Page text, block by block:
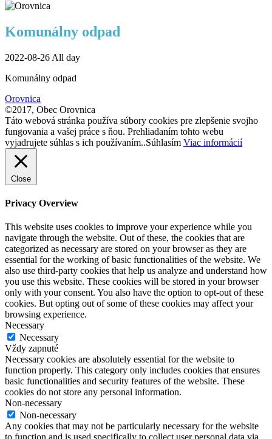
Komunálny odpad
2022-08-26 All day
Komunálny odpad
Orovnica
©2017, Obec Orovnica
Táto webová stránka používa súbory cookies pre zlepšenie svojho
fungovania a vašej práce s ňou. Prehliadaním tohto webu
vyjadrujete súhlas s ich používaním..Súhlasím Viac informácií
Close
Privacy Overview
This website uses cookies to improve your experience while you
navigate through the website. Out of these, the cookies that are
categorized as necessary are stored on your browser as they are
essential for the working of basic functionalities of the website. We
also use third-party cookies that help us analyze and understand how
you use this website. These cookies will be stored in your browser
only with your consent. You also have the option to opt-out of these
cookies. But opting out of some of these cookies may affect your
browsing experience.
Necessary
Necessary
Vždy zapnuté
Necessary cookies are absolutely essential for the website to
function properly. This category only includes cookies that ensures
basic functionalities and security features of the website. These
cookies do not store any personal information.
Non-necessary
Non-necessary
Any cookies that may not be particularly necessary for the website